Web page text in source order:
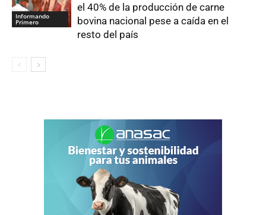
Informando
Primero
el 40% de la producción de carne
bovina nacional pese a caída en el
resto del país